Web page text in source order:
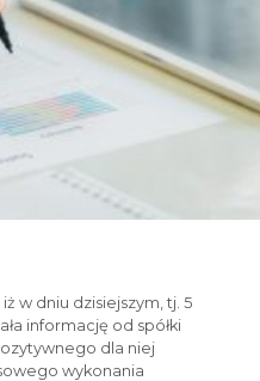
w dniu dzisiejszym, tj. 5
informację od spółki
dla niej
wykonania